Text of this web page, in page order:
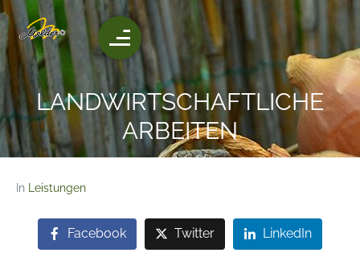
LANDWIRTSCHAFTLICHE
ARBEITEN
In Leistungen
Facebook Twitter LinkedIn